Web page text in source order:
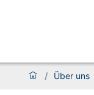
/ Über uns